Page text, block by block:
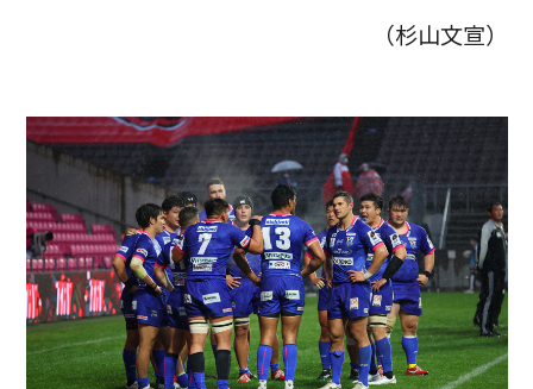
（杉山文宣）